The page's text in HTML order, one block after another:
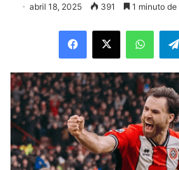
abril 18, 2025 391 1 minuto
Facebook
X